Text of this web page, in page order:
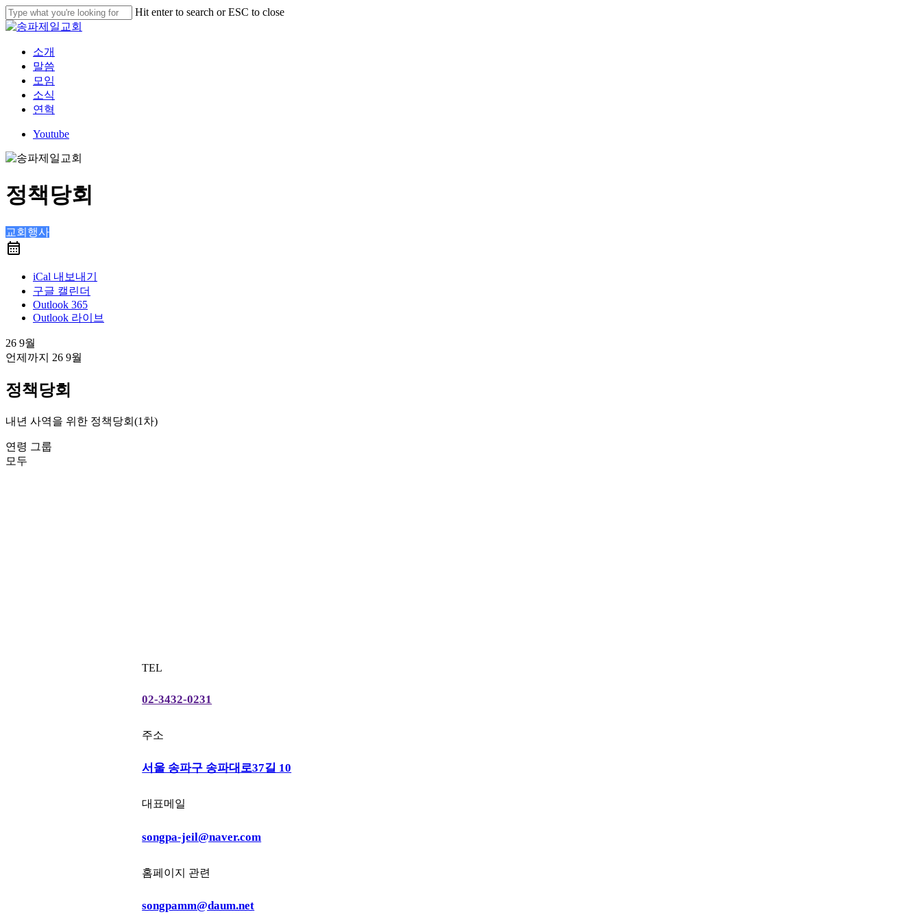
Skip
to
main
Hit enter to search or ESC to close
Close
Menu
소개
말씀
모임
소식
연혁
Youtube
정책당회
교회행사
iCal 내보내기
구글 캘린더
Outlook 365
Outlook 라이브
26 9월
언제까지 26 9월
정책당회
내년 사역을 위한 정책당회(1차)
연령 그룹
모두
TEL
02-3432-0231
주소
서울 송파구 송파대로37길 10
대표메일
songpa-jeil@naver.com
홈페이지 관련
songpamm@daum.net